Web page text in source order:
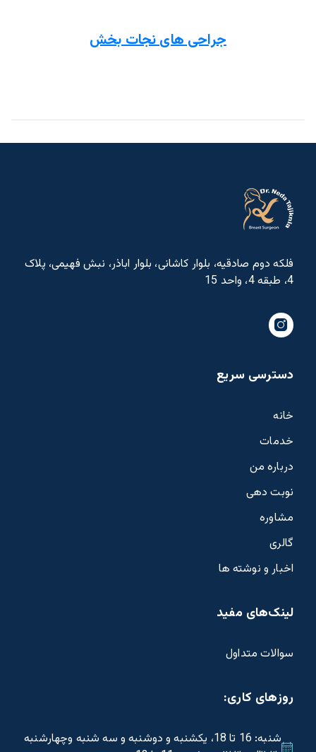
جراحی های نجات بخش
فلکه دوم صادقیه، بلوار کاشانی، بلوار اباذر، نبش فهیمی، پلاک
4، طبقه 4، واحد 15
دسترسی سریع
خانه
خدمات
درباره من
نوبت دهی
مشاوره
گالری
اخبار و نوشته ها
لینک‌های مفید
سوالات متداول
روزهای کاری:
شنبه: 16 تا 18، یکشنبه و دوشنبه و سه شنبه وچهارشنبه